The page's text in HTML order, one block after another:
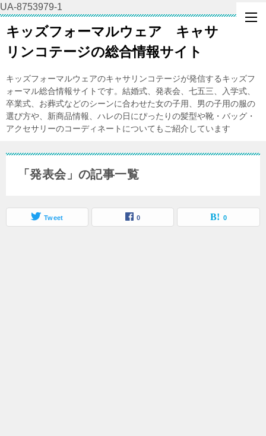
UA-8753979-1
キッズフォーマルウェア キャサ
リンコテージの総合情報サイト
キッズフォーマルウェアのキャサリンコテージが発信するキッズフ
ォーマル総合情報サイトです。結婚式、発表会、七五三、入学式、
卒業式、お葬式などのシーンに合わせた女の子用、男の子用の服の
選び方や、新商品情報、ハレの日にぴったりの髪型や靴・バッグ・
アクセサリーのコーディネートについてもご紹介しています
「発表会」の記事一覧
Tweet 0 0